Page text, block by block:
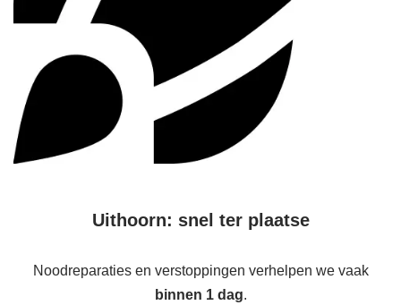
Uithoorn: snel ter plaatse
Noodreparaties en verstoppingen verhelpen we vaak
binnen 1 dag.